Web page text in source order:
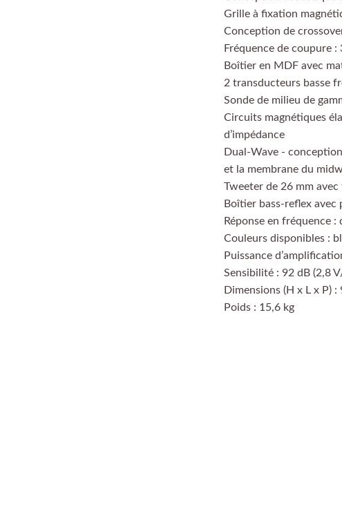
Grille à fixation
Conception de
Fréquence de coupure
Boîtier en MDF avec
2 transducteurs basse
Sonde de milieu de
Circuits magnétiques
d’impédance
Dual-Wave -
et la membrane du
Tweeter de 26 mm
Boîtier bass-reflex avec
Réponse en fréquence :
Couleurs disponibles :
Puissance
Sensibilité : 92 dB (2,8
Dimensions (H x L x P)
Poids : 15,6 kg